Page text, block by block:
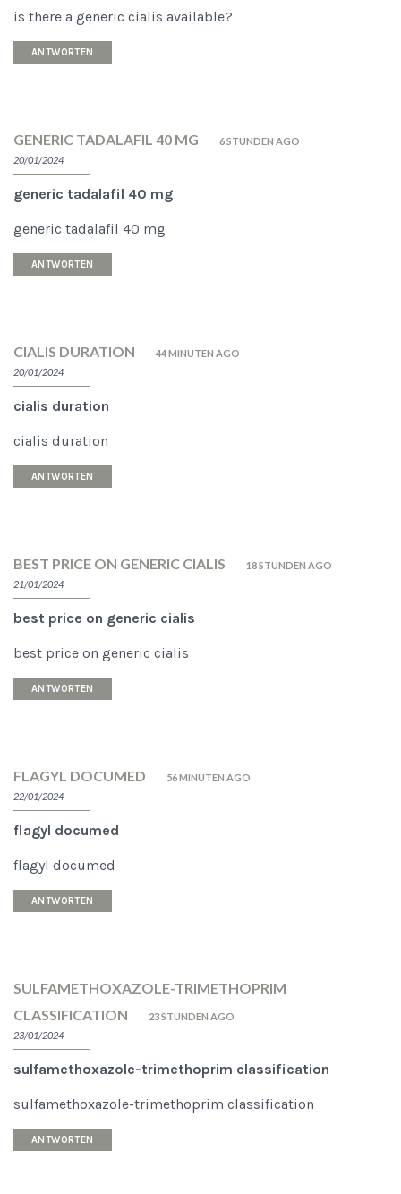
is there a generic cialis available?
ANTWORTEN
GENERIC TADALAFIL 40 MG
6 STUNDEN AGO
20/01/2024
generic tadalafil 40 mg
generic tadalafil 40 mg
ANTWORTEN
CIALIS DURATION
44 MINUTEN AGO
20/01/2024
cialis duration
cialis duration
ANTWORTEN
BEST PRICE ON GENERIC CIALIS
18 STUNDEN AGO
21/01/2024
best price on generic cialis
best price on generic cialis
ANTWORTEN
FLAGYL DOCUMED
56 MINUTEN AGO
22/01/2024
flagyl documed
flagyl documed
ANTWORTEN
SULFAMETHOXAZOLE-TRIMETHOPRIM
CLASSIFICATION
23 STUNDEN AGO
23/01/2024
sulfamethoxazole-trimethoprim classification
sulfamethoxazole-trimethoprim classification
ANTWORTEN